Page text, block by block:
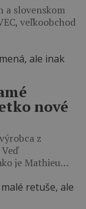
a slovenskom
veľkoobchod
nové
z
je Mathieu…